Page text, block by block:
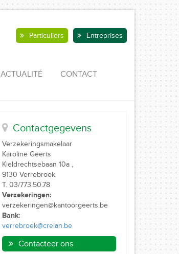
Particuliers Entreprises
ACTUALITÉ CONTACT
Contactgegevens
Verzekeringsmakelaar
Karoline Geerts
Kieldrechtsebaan 10a ,
9130 Verrebroek
T. 03/773.50.78
Verzekeringen:
verzekeringen@kantoorgeerts.be
Bank:
verrebroek@crelan.be
Contacteer ons